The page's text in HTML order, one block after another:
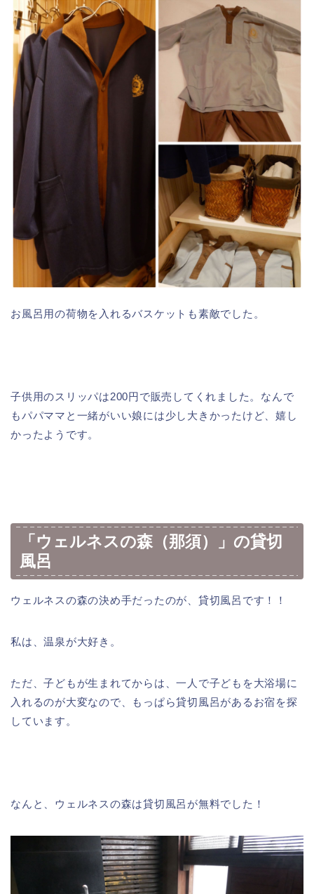
お風呂用の荷物を入れるバスケットも素敵でした。
子供用のスリッパは200円で販売してくれました。なんで
もパパママと一緒がいい娘には少し大きかったけど、嬉し
かったようです。
「ウェルネスの森（那須）」の貸切
風呂
ウェルネスの森の決め手だったのが、貸切風呂です！！
私は、温泉が大好き。
ただ、子どもが生まれてからは、一人で子どもを大浴場に
入れるのが大変なので、もっぱら貸切風呂があるお宿を探
しています。
なんと、ウェルネスの森は貸切風呂が無料でした！